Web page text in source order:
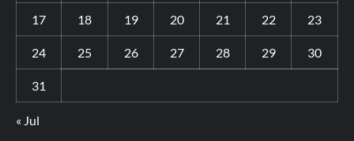
17 18 19 20 21 22 23
24 25 26 27 28 29 30
31
« Jul